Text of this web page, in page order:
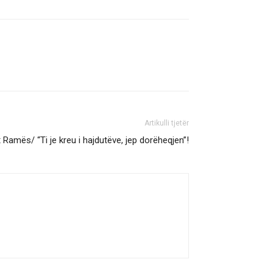
Artikulli tjetër
“Ti je kreu i hajdutëve, jep dorëheqjen”!